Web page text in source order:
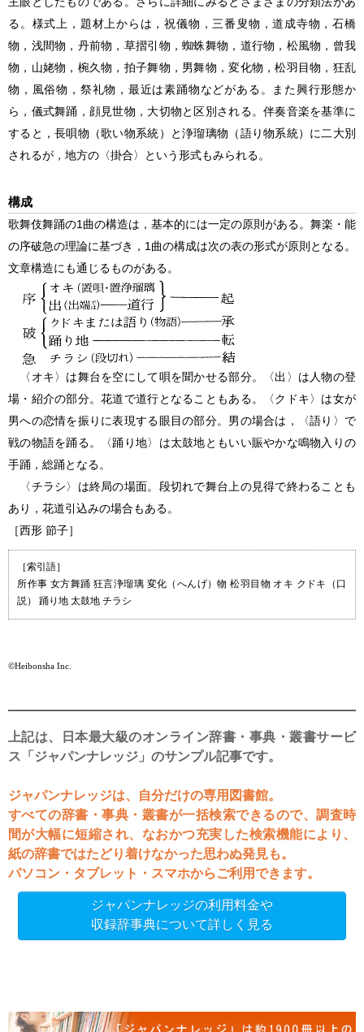
る。様式上，題材上からは，祝儀物，三番叟物，道成寺物，石橋
物，浅間物，丹前物，草摺引物，蜘蛛舞物，道行物，松風物，曾我
物，山姥物，椀久物，拍子舞物，男舞物，変化物，松羽目物，狂乱
物，風俗物，祭礼物，最近は素踊物などがある。また興行形態か
ら，儀式舞踊，顔見世物，大切物と区別される。伴奏音楽を基準に
すると，長唄物（歌い物系統）と浄瑠璃物（語り物系統）に二大別
されるが，地方の〈掛合〉という形式もみられる。
構成
歌舞伎舞踊の1曲の構造は，基本的には一定の原則がある。舞楽・能
の序破急の理論に基づき，1曲の構成は次の表の形式が原則となる。
文章構造にも通じるものがある。
〈オキ〉は舞台を空にして唄を聞かせる部分。〈出〉は人物の登
場・紹介の部分。花道で道行となることもある。〈クドキ〉は女が
男への恋情を振りに表現する眼目の部分。男の場合は，〈語り〉で
戦の物語を踊る。〈踊り地〉は太鼓地ともいい賑やかな鳴物入りの
手踊，総踊となる。
〈チラシ〉は終局の場面。段切れで舞台上の見得で終わることも
あり，花道引込みの場合もある。
［西形 節子］
［索引語］
所作事 女方舞踊 狂言浄瑠璃 変化（へんげ）物 松羽目物 オキ クドキ（口
説） 踊り地 太鼓地 チラシ
©Heibonsha Inc.
上記は、日本最大級のオンライン辞書・事典・叢書サービ
ス「ジャパンナレッジ」のサンプル記事です。
ジャパンナレッジは、自分だけの専用図書館。
すべての辞書・事典・叢書が一括検索できるので、調査時
間が大幅に短縮され、なおかつ充実した検索機能により、
紙の辞書ではたどり着けなかった思わぬ発見も。
パソコン・タブレット・スマホからご利用できます。
ジャパンナレッジの利用料金や
収録辞事典について詳しく見る